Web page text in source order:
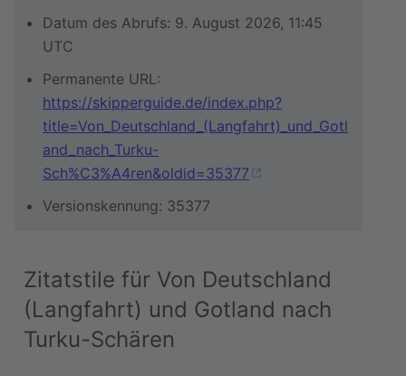
Datum des Abrufs: 9. August 2026, 11:45
UTC
Permanente URL:
https://skipperguide.de/index.php?
title=Von_Deutschland_(Langfahrt)_und_Gotl
and_nach_Turku-
Sch%C3%A4ren&oldid=35377
Versionskennung: 35377
Zitatstile für Von Deutschland
(Langfahrt) und Gotland nach
Turku-Schären